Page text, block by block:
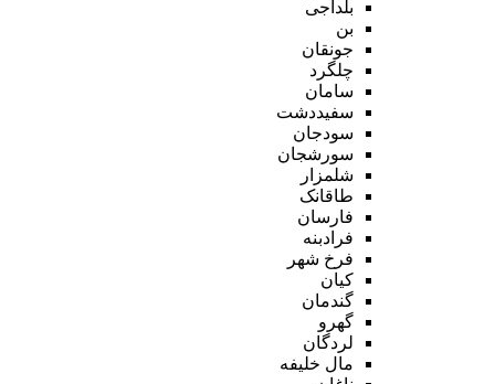
بلداجی
بن
جونقان
چلگرد
سامان
سفیددشت
سودجان
سورشجان
شلمزار
طاقانک
فارسان
فرادبنه
فرخ شهر
کیان
گندمان
گهرو
لردگان
مال خلیفه